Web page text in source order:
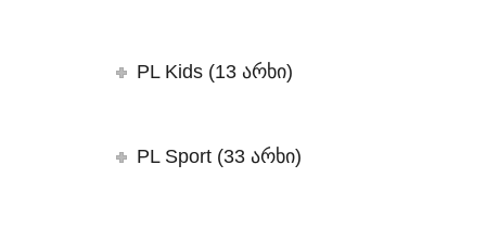
PL Kids (13 არხი)
PL Sport (33 არხი)